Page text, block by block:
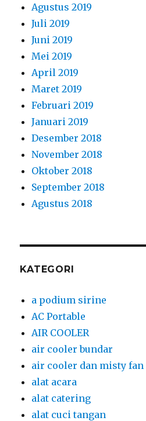
Agustus 2019
Juli 2019
Juni 2019
Mei 2019
April 2019
Maret 2019
Februari 2019
Januari 2019
Desember 2018
November 2018
Oktober 2018
September 2018
Agustus 2018
KATEGORI
a podium sirine
AC Portable
AIR COOLER
air cooler bundar
air cooler dan misty fan
alat acara
alat catering
alat cuci tangan